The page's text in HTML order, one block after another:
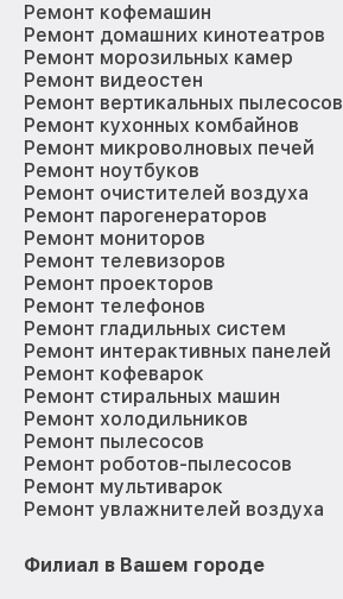
Ремонт кофемашин
Ремонт домашних кинотеатров
Ремонт морозильных камер
Ремонт видеостен
Ремонт вертикальных пылесосов
Ремонт кухонных комбайнов
Ремонт микроволновых печей
Ремонт ноутбуков
Ремонт очистителей воздуха
Ремонт парогенераторов
Ремонт мониторов
Ремонт телевизоров
Ремонт проекторов
Ремонт телефонов
Ремонт гладильных систем
Ремонт интерактивных панелей
Ремонт кофеварок
Ремонт стиральных машин
Ремонт холодильников
Ремонт пылесосов
Ремонт роботов-пылесосов
Ремонт мультиварок
Ремонт увлажнителей воздуха
Филиал в Вашем городе